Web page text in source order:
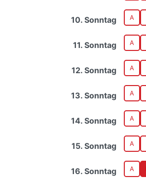
10. Sonntag A
11. Sonntag A
12. Sonntag A
13. Sonntag A
14. Sonntag A
15. Sonntag A
16. Sonntag A